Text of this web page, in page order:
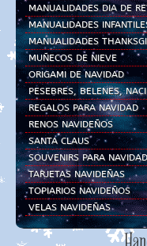
MANUALIDADES DIA DE
MANUALIDADES
MANUALIDADES
MUÑECOS DE NIEVE
ORIGAMI DE NAVIDAD
PESEBRES, BELENES,
REGALOS PARA NAVIDAD
RENOS NAVIDEÑOS
SANTA CLAUS
SOUVENIRS PARA NAVIDAD
TARJETAS NAVIDEÑAS
TOPIARIOS NAVIDEÑOS
VELAS NAVIDEÑAS